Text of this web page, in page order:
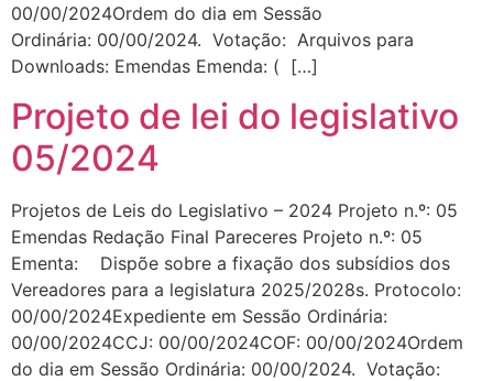
00/00/2024Ordem do dia em Sessão
Ordinária: 00/00/2024. Votação: Arquivos para
Downloads: Emendas Emenda: ( […]
Projeto de lei do legislativo
05/2024
Projetos de Leis do Legislativo – 2024 Projeto n.º: 05
Emendas Redação Final Pareceres Projeto n.º: 05
Ementa: Dispõe sobre a fixação dos subsídios dos
Vereadores para a legislatura 2025/2028s. Protocolo:
00/00/2024Expediente em Sessão Ordinária:
00/00/2024CCJ: 00/00/2024COF: 00/00/2024Ordem
do dia em Sessão Ordinária: 00/00/2024. Votação: